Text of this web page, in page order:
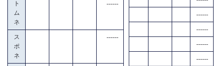
ト
ム
ネ
------
ス
ポ
ネ
------
------
------
------
------